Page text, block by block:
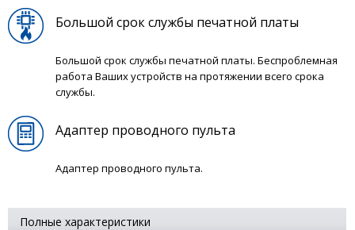
Большой срок службы печатной платы
Большой срок службы печатной платы. Беспроблемная
работа Ваших устройств на протяжении всего срока
службы.
Адаптер проводного пульта
Адаптер проводного пульта.
Полные характеристики